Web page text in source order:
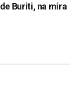
Buriti, na mira